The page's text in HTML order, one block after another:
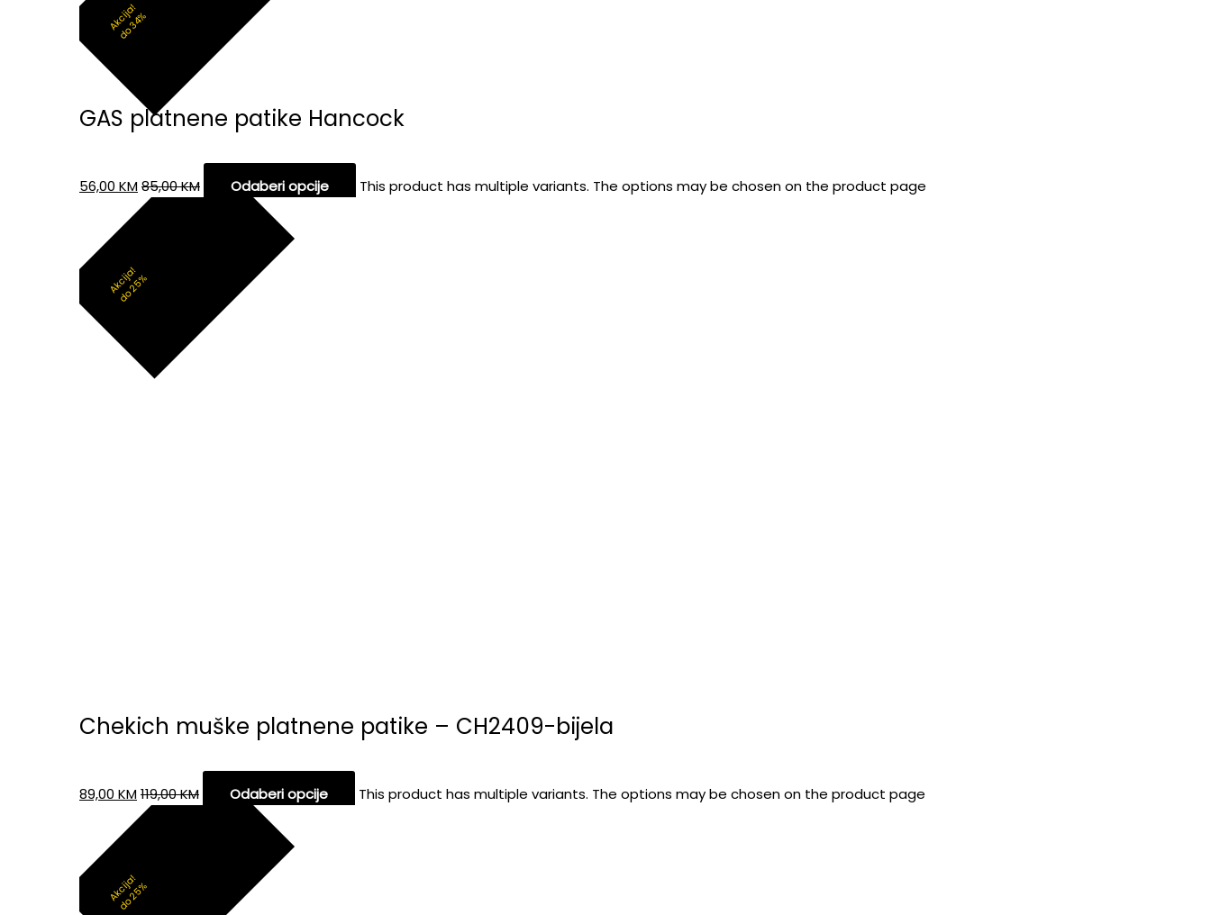
Akcija!
do 34%
GAS platnene patike Hancock
56,00 KM85,00KM Odaberi opcije This product has multiple variants. The options may be chosen on the product page
Akcija!
do 25%
Chekich muške platnene patike – CH2409-bijela
89,00 KM119,00KM Odaberi opcije This product has multiple variants. The options may be chosen on the product page
Akcija!
do 25%